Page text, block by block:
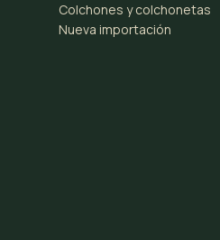
Colchones y colchonetas
Nueva importación